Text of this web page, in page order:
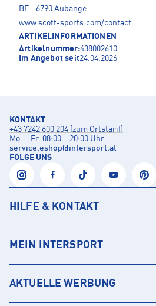
BE - 6790 Aubange
www.scott-sports.com/contact
ARTIKELINFORMATIONEN
Artikelnummer:438002610
Im Angebot seit24.04.2026
KONTAKT
+43 7242 600 204 (zum Ortstarif)
Mo. – Fr. 08:00 – 20:00 Uhr
service.eshop@intersport.at
FOLGE UNS
HILFE & KONTAKT
MEIN INTERSPORT
AKTUELLE WERBUNG